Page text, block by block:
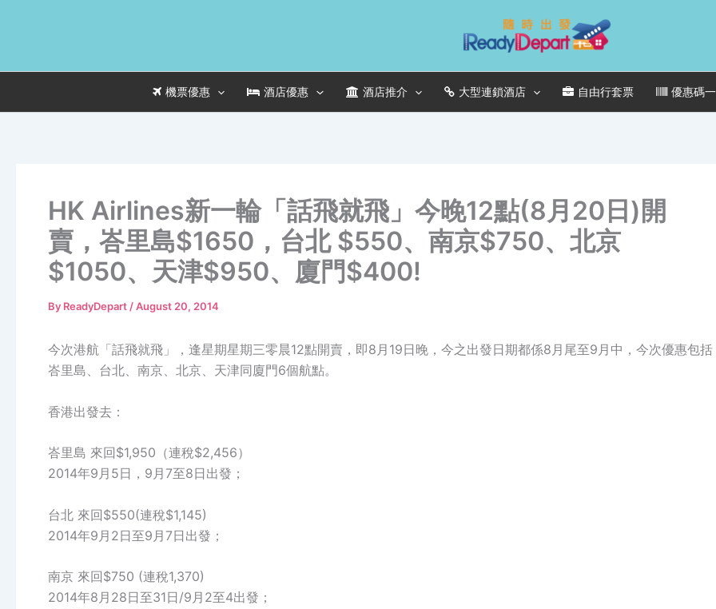
機票優惠 酒店優惠 酒店推介 大型連鎖酒店 自由行套票 優惠碼
HK Airlines新一輪「話飛就飛」今晚12點(8月20日)開
賣，峇里島$1650，台北 $550、南京$750、北京
$1050、天津$950、廈門$400!
By ReadyDepart /August 20, 2014
今次港航「話飛就飛」，逢星期星期三零晨12點開賣，即8月19日晚，今之出發日期都係8月尾至9月中，今次優惠包括
峇里島、台北、南京、北京、天津同廈門6個航點。
香港出發去：
峇里島 來回$1,950（連稅$2,456）
2014年9月5日，9月7至8日出發；
台北 來回$550(連稅$1,145)
2014年9月2日至9月7日出發；
南京 來回$750 (連稅1,370)
2014年8月28日至31日/9月2至4出發；